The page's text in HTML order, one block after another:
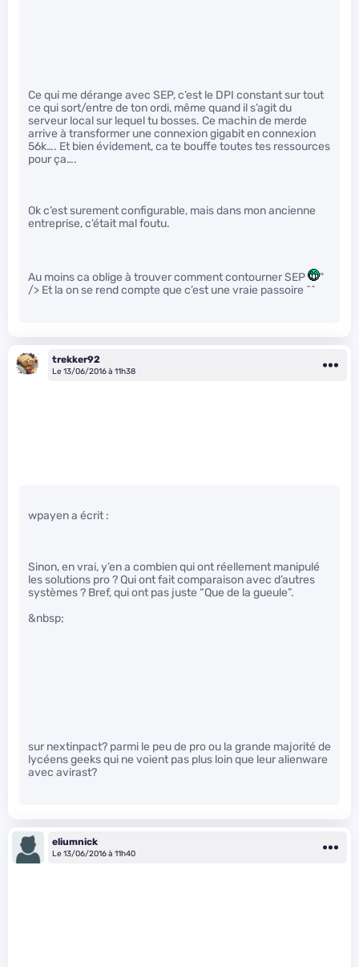
Ce qui me dérange avec SEP, c’est le DPI constant sur tout
ce qui sort/entre de ton ordi, même quand il s’agit du
serveur local sur lequel tu bosses. Ce machin de merde
arrive à transformer une connexion gigabit en connexion
56k…. Et bien évidement, ca te bouffe toutes tes ressources
pour ça….
Ok c’est surement configurable, mais dans mon ancienne
entreprise, c’était mal foutu.
Au moins ca oblige à trouver comment contourner SEP
"
/> Et la on se rend compte que c’est une vraie passoire ^^
trekker92
Le 13/06/2016 à 11h38
wpayen a écrit :
Sinon, en vrai, y’en a combien qui ont réellement manipulé
les solutions pro ? Qui ont fait comparaison avec d’autres
systèmes ? Bref, qui ont pas juste “Que de la gueule”.
&nbsp;
sur nextinpact? parmi le peu de pro ou la grande majorité de
lycéens geeks qui ne voient pas plus loin que leur alienware
avec avirast?
eliumnick
Le 13/06/2016 à 11h40